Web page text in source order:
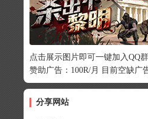
点击展示图片即可一键加入QQ群
赞助广告：100R/月 目前空缺广
分享网站